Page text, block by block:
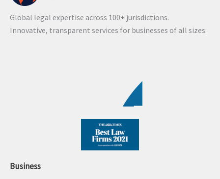
Global legal expertise across 100+ jurisdictions.
Innovative, transparent services for businesses of all sizes.
Business